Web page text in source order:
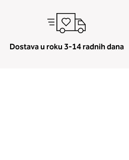
Dostava u roku 3-14 radnih dana